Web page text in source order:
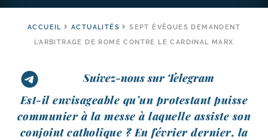
ACCUEIL ACTUALITÉS
SEPT ÉVÊQUES DEMANDENT
L’ARBITRAGE DE ROME CONTRE LE CARDINAL MARX
Suivez-nous sur Telegram
Est-​il envi­sa­geable qu’un pro­tes­tant puisse
com­mu­nier à la messe à laquelle assiste son
conjoint catho­lique ? En février der­nier, la